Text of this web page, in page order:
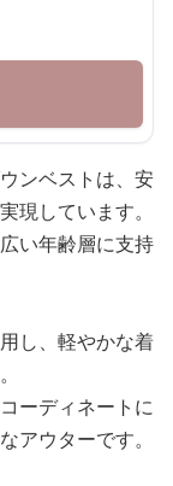
ンベストは、安
現しています。
い年齢層に支持
し、軽やかな着
ーディネートに
アウターです。